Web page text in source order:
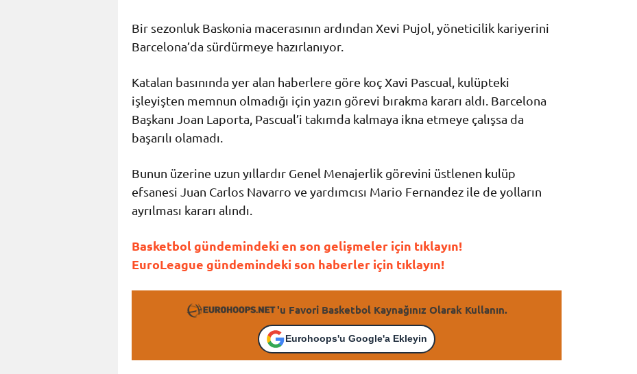
Bir sezonluk Baskonia macerasının ardından Xevi Pujol, yöneticilik kariyerini
Barcelona’da sürdürmeye hazırlanıyor.
Katalan basınında yer alan haberlere göre koç Xavi Pascual, kulüpteki
işleyişten memnun olmadığı için yazın görevi bırakma kararı aldı. Barcelona
Başkanı Joan Laporta, Pascual’i takımda kalmaya ikna etmeye çalışsa da
başarılı olamadı.
Bunun üzerine uzun yıllardır Genel Menajerlik görevini üstlenen kulüp
efsanesi Juan Carlos Navarro ve yardımcısı Mario Fernandez ile de yolların
ayrılması kararı alındı.
Basketbol gündemindeki en son gelişmeler için tıklayın!
EuroLeague gündemindeki son haberler için tıklayın!
'u Favori Basketbol Kaynağınız Olarak Kullanın.
Eurohoops'u Google'a Ekleyin